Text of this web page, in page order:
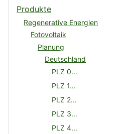
Produkte
Regenerative Energien
Fotovoltaik
Planung
Deutschland
PLZ 0...
PLZ 1...
PLZ 2...
PLZ 3...
PLZ 4...